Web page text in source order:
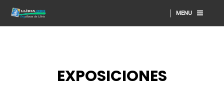
MENU
EXPOSICIONES